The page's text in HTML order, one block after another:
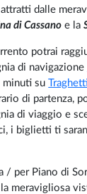
dalle
di Cassano e la
potrai
di navigazione
minuti su
di partenza,
di viaggio e
i biglietti ti
/ per Piano di
meravigliosa